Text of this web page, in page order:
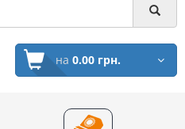
на 0.00 грн.